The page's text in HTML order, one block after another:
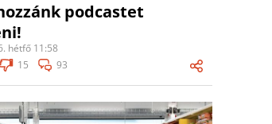
podcastet
hétfő 11:58
15 93